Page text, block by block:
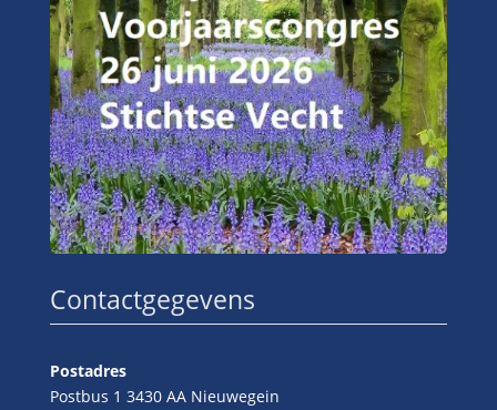
Contactgegevens
Postadres
Postbus 1 3430 AA Nieuwegein